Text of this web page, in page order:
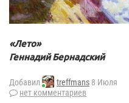
«Лето»
Геннадий Бернадский
Добавил treffmans 8 Июля
нет комментариев